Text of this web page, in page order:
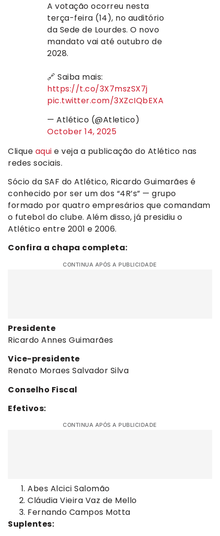
A votação ocorreu nesta
terça-feira (14), no auditório
da Sede de Lourdes. O novo
mandato vai até outubro de
2028.
🔗 Saiba mais:
https://t.co/3X7mszSX7j
pic.twitter.com/3XZcIQbEXA
— Atlético (@Atletico)
October 14, 2025
Clique aqui e veja a publicação do Atlético nas
redes sociais.
Sócio da SAF do Atlético, Ricardo Guimarães é
conhecido por ser um dos “4R’s” — grupo
formado por quatro empresários que comandam
o futebol do clube. Além disso, já presidiu o
Atlético entre 2001 e 2006.
Confira a chapa completa:
CONTINUA APÓS A PUBLICIDADE
Presidente
Ricardo Annes Guimarães
Vice-presidente
Renato Moraes Salvador Silva
Conselho Fiscal
Efetivos:
CONTINUA APÓS A PUBLICIDADE
Abes Alcici Salomão
Cláudia Vieira Vaz de Mello
Fernando Campos Motta
Suplentes: